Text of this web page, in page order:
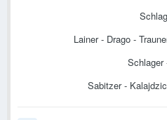
Lainer - Drago -
Schlager
Sabitzer -